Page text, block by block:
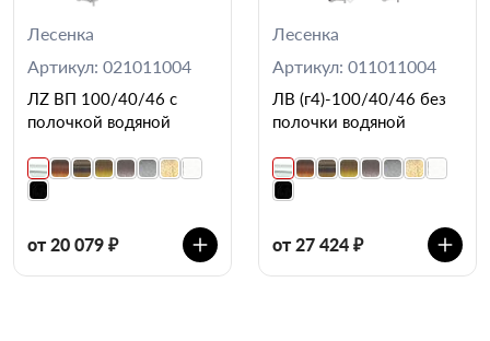
Лесенка
Артикул: 021011004
ЛZ ВП 100/40/46 с
полочкой водяной
от 20 079 ₽
Лесенка
Артикул: 011011004
ЛВ (г4)-100/40/46 без
полочки водяной
от 27 424 ₽